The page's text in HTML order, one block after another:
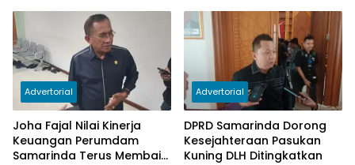
Advertorial
Joha Fajal Nilai Kinerja
Keuangan Perumdam
Samarinda Terus Membaik,
Advertorial
DPRD Samarinda Dorong
Kesejahteraan Pasukan
Kuning DLH Ditingkatkan